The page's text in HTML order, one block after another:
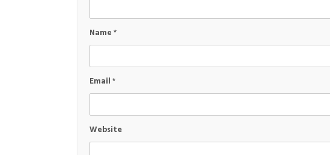
Name*
Email*
Website